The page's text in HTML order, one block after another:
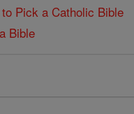
Pick a Catholic Bible
Bible